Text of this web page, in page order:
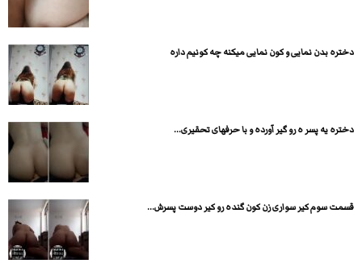
دختره بدن نمایی و کون نمایی میکنه چه کونیم داره
دختره یه پسر ه رو گیر آورده و با حرفهای تحقیری...
قسمت سوم کیر سواری زن کون گنده رو کیر دوست پسرش...